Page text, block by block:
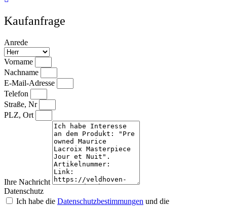
Kaufanfrage
Anrede
Vorname
Nachname
E-Mail-Adresse
Telefon
Straße, Nr
PLZ, Ort
Ihre Nachricht
Datenschutz
Ich habe die Datenschutzbestimmungen und die